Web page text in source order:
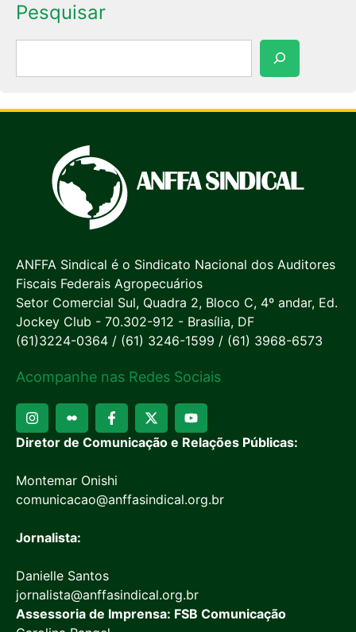
Pesquisar
ANFFA Sindical é o Sindicato Nacional dos Auditores
Fiscais Federais Agropecuários
Setor Comercial Sul, Quadra 2, Bloco C, 4º andar, Ed.
Jockey Club - 70.302-912 - Brasília, DF
(61)3224-0364 / (61) 3246-1599 / (61) 3968-6573
Acompanhe nas Redes Sociais
Diretor de Comunicação e Relações Públicas:
Montemar Onishi
comunicacao@anffasindical.org.br
Jornalista:
Danielle Santos
jornalista@anffasindical.org.br
Assessoria de Imprensa: FSB Comunicação